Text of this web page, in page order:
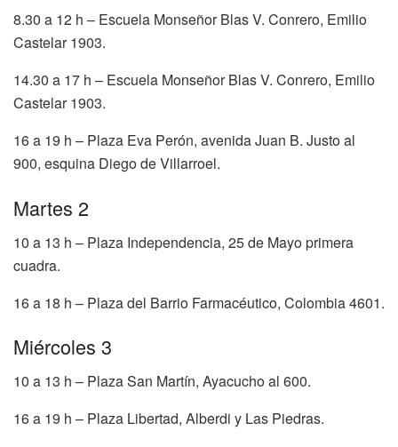
8.30 a 12 h – Escuela Monseñor Blas V. Conrero, Emilio
Castelar 1903.
14.30 a 17 h – Escuela Monseñor Blas V. Conrero, Emilio
Castelar 1903.
16 a 19 h – Plaza Eva Perón, avenida Juan B. Justo al
900, esquina Diego de Villarroel.
Martes 2
10 a 13 h – Plaza Independencia, 25 de Mayo primera
cuadra.
16 a 18 h – Plaza del Barrio Farmacéutico, Colombia 4601.
Miércoles 3
10 a 13 h – Plaza San Martín, Ayacucho al 600.
16 a 19 h – Plaza Libertad, Alberdi y Las Piedras.